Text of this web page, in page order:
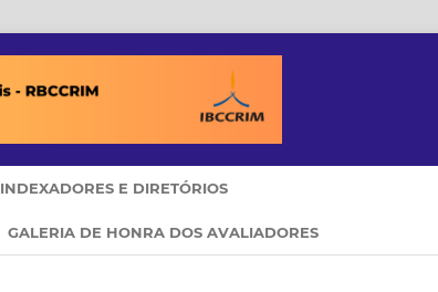
INDEXADORES E DIRETÓRIOS
GALERIA DE HONRA DOS AVALIADORES